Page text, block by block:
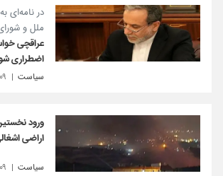
در نامه‌ای
ملل و
عراقچی
اضطراری
سیاست
ورود
اراضی
سیاست